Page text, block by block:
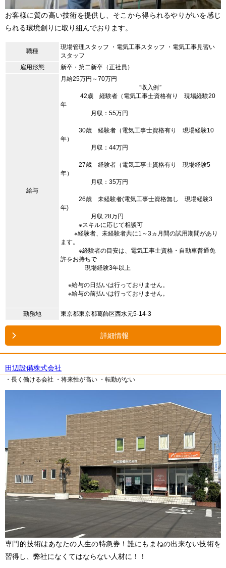
お客様に質の高い技術を提供し、そこから得られるやりがいを感じ
られる環境創りに取り組んでおります。
職種
現場管理スタッフ ・電気工事スタッフ ・電気工事見習い
スタッフ
雇用形態
新卒・第二新卒（正社員）
給与
月給25万円～70万円
”収入例”
42歳 経験者（電気工事士資格有り 現場経験20
年
月収：55万円
30歳 経験者（電気工事士資格有り 現場経験10
年）
月収：44万円
27歳 経験者（電気工事士資格有り 現場経験5
年）
月収：35万円
26歳 未経験者(電気工事士資格無し 現場経験3
年)
月収:28万円
※スキルに応じて相談可
※経験者、未経験者共に1～3ヵ月間の試用期間があり
ます。
※経験者の目安は、電気工事士資格・自動車普通免
許をお持ちで
現場経験3年以上
※給与の日払いは行っておりません。
※給与の前払いは行っておりません。
勤務地 東京都東京都葛飾区西水元5-14-3
詳細情報
田辺設備株式会社
・長く働ける会社 ・将来性が高い ・転勤がない
専門的技術はあなたの人生の特急券！誰にもまねの出来ない技術を
習得し、弊社になくてはならない人材に！！